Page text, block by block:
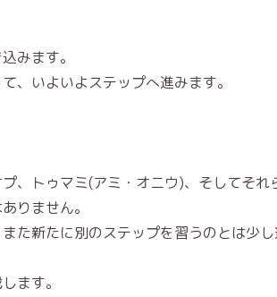
みます。
、いよいよステップへ進みます。
、トゥマミ(アミ・オニウ)、そしてそれ
りません。
た新たに別のステップを習うのとは少し
ます。